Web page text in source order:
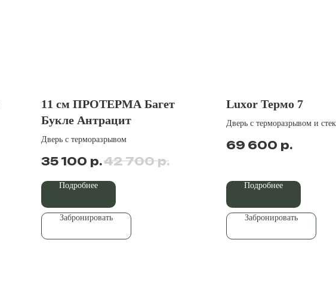
11 см ПРОТЕРМА Багет
Букле Антрацит
Дверь с терморазрывом
35 100 р.42 700 р.
Подробнее
Забронировать
Luxor Термо 7
Дверь с терморазрывом и
69 600 р.
Подробнее
Забронировать